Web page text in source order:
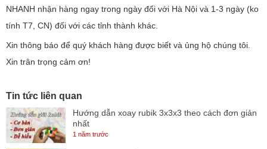
NHANH nhận hàng ngay trong ngày đối với Hà Nội và 1-3 ngày (ko
tính T7, CN) đối với các tỉnh thành khác.
Xin thông báo để quý khách hàng được biết và ủng hộ chúng tôi.
Xin trân trọng cảm ơn!
Tin tức liên quan
Hướng dẫn xoay rubik 3x3x3 theo cách đơn giản
nhất
1 năm trước